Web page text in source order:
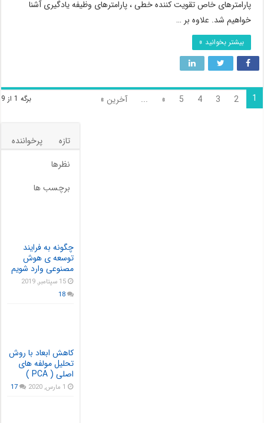
پارامترهای خاص تقویت کننده خطی ، پارامترهای وظیفه یادگیری آشنا
خواهیم شد. علاوه بر …
بیشتر بخوانید »
برگه 1 از 9 1
2
3
4
5
»
... آخرین »
تازه
پرخواننده
نظرها
برچسب ها
چگونه به فرایند
توسعه ی هوش
مصنوعی وارد شویم
15 سپتامبر, 2019
18
کاهش ابعاد با روش
تحلیل مولفه های
اصلی ( PCA )
1 مارس, 2020 17